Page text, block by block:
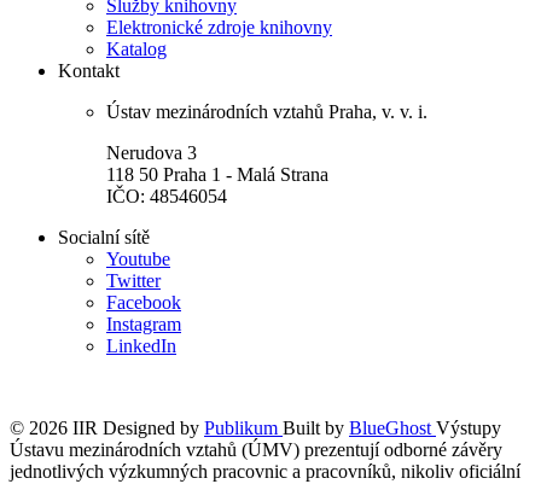
Služby knihovny
Elektronické zdroje knihovny
Katalog
Kontakt
Ústav mezinárodních vztahů Praha, v. v. i.
Nerudova 3
118 50 Praha 1 - Malá Strana
IČO: 48546054
Socialní sítě
Youtube
Twitter
Facebook
Instagram
LinkedIn
© 2026 IIR Designed by Publikum Built by BlueGhost Výstupy
Ústavu mezinárodních vztahů (ÚMV) prezentují odborné závěry
jednotlivých výzkumných pracovnic a pracovníků, nikoliv oficiální